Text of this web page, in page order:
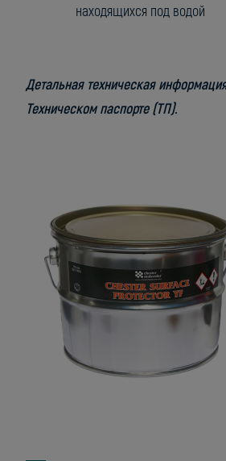
находящихся под водой
Детальная техническая
Техническом паспорте (ТП).